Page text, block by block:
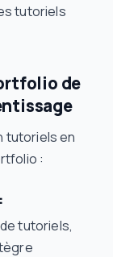
tutoriels
de
tutoriels en
:
tutoriels,